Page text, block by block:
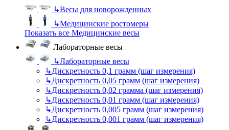
↳Весы для новорожденных
↳Медицинские ростомеры
Показать все Медицинские весы
Лабораторные весы
↳Лабораторные весы
↳Дискретность 0,1 грамм (шаг измерения)
↳Дискретность 0,05 грамм (шаг измерения)
↳Дискретность 0,02 грамма (шаг измерения)
↳Дискретность 0,01 грамм (шаг измерения)
↳Дискретность 0,005 грамм (шаг измерения)
↳Дискретность 0,001 грамм (шаг измерения)